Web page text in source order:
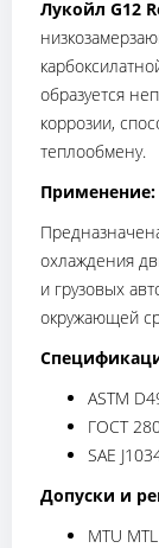
Лукойл G12
образуется
коррозии,
теплообмену.
Применение:
охлаждения
и грузовых
окружающей
ASTM
ГОСТ
SAE
Допуски и
MTU